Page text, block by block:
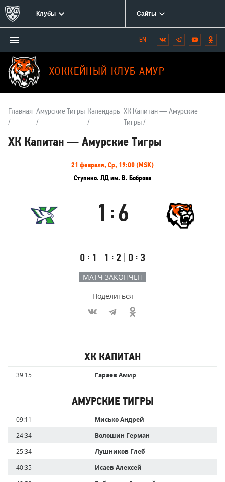
Клубы Сайты
ХОККЕЙНЫЙ КЛУБ АМУР
Открыть/
закрыть
меню
Мы
в
социальных
сетях:
Вконтакте
Telegram
YouTube
Главная Амурские Тигры Календарь ХК Капитан — Амурские
Тигры
ХК Капитан — Амурские Тигры
21 февраля, Ср, 19:00 (MSK)
Ступино. ЛД им. В. Боброва
ХК
Капитан
1 : 6
Первый
тайм
0 : 1
Второй
тайм
1 : 2
Третий
тайм
0 : 3
Амурские
Тигры
МАТЧ ЗАКОНЧЕН
Поделиться
забившие
ХК КАПИТАН
Время Имя
игрока
39:15 Гараев Амир
АМУРСКИЕ ТИГРЫ
Время Имя
игрока
09:11
Мисько Андрей
24:34
Волошин Герман
25:34
Лушников Глеб
40:35
Исаев Алексей